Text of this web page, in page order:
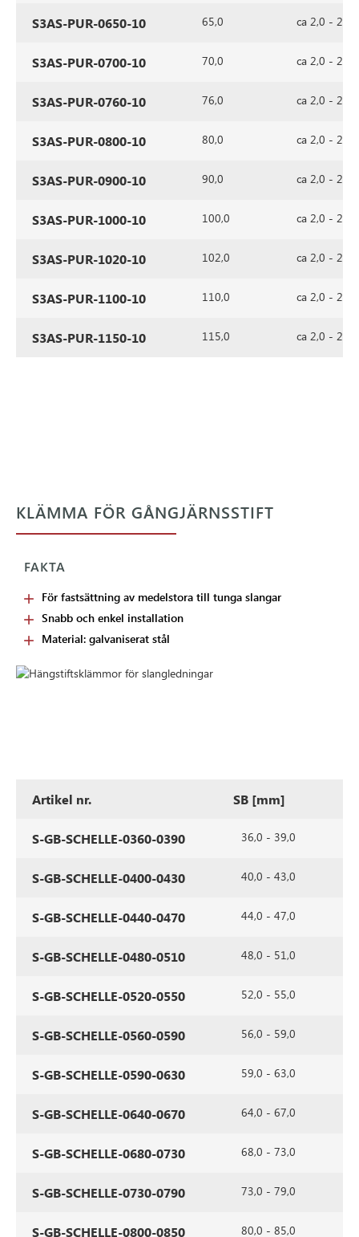
S3AS-PUR-0650-10 65,0 ca 2,0 - 2,5
S3AS-PUR-0700-10 70,0 ca 2,0 - 2,5
S3AS-PUR-0760-10 76,0 ca 2,0 - 2,5
S3AS-PUR-0800-10 80,0 ca 2,0 - 2,5
S3AS-PUR-0900-10 90,0 ca 2,0 - 2,5
S3AS-PUR-1000-10 100,0 ca 2,0 - 2,5
S3AS-PUR-1020-10 102,0 ca 2,0 - 2,5
S3AS-PUR-1100-10 110,0 ca 2,0 - 2,5
S3AS-PUR-1150-10 115,0 ca 2,0 - 2,5
KLÄMMA FÖR GÅNGJÄRNSSTIFT
FAKTA
För fastsättning av medelstora till tunga slangar
Snabb och enkel installation
Material: galvaniserat stål
Artikel nr. SB [mm]
S-GB-SCHELLE-0360-0390 36,0 - 39,0
S-GB-SCHELLE-0400-0430 40,0 - 43,0
S-GB-SCHELLE-0440-0470 44,0 - 47,0
S-GB-SCHELLE-0480-0510 48,0 - 51,0
S-GB-SCHELLE-0520-0550 52,0 - 55,0
S-GB-SCHELLE-0560-0590 56,0 - 59,0
S-GB-SCHELLE-0590-0630 59,0 - 63,0
S-GB-SCHELLE-0640-0670 64,0 - 67,0
S-GB-SCHELLE-0680-0730 68,0 - 73,0
S-GB-SCHELLE-0730-0790 73,0 - 79,0
S-GB-SCHELLE-0800-0850 80,0 - 85,0